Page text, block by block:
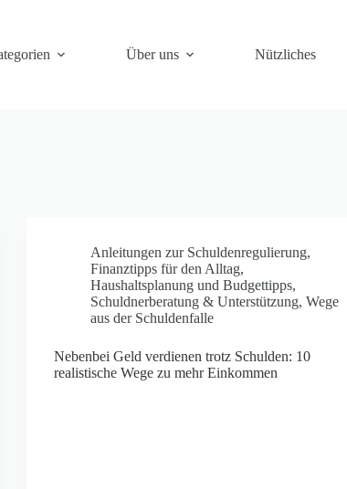
Über uns Nützliches
Anleitungen zur Schuldenregulierung,
Finanztipps für den Alltag,
Haushaltsplanung und Budgettipps,
Schuldnerberatung & Unterstützung,Wege
aus der Schuldenfalle
Nebenbei Geld verdienen trotz Schulden: 10
realistische Wege zu mehr Einkommen